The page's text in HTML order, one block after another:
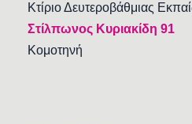
Κτίριο Δευτεροβάθμιας
Στίλπωνος Κυριακίδη 91
Κομοτηνή